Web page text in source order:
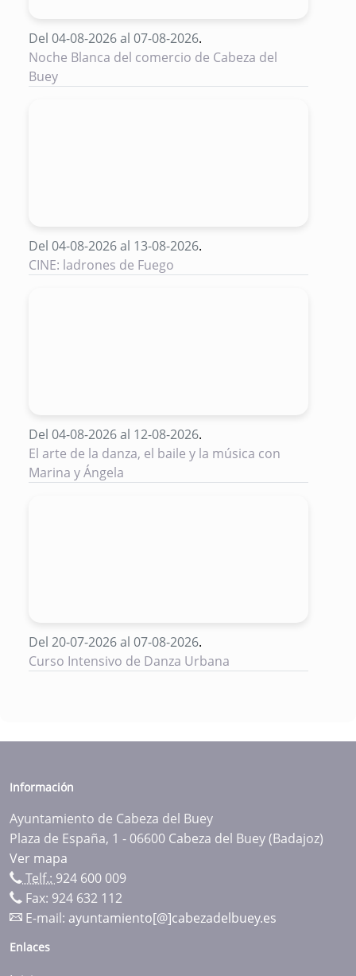
Del 04-08-2026 al 07-08-2026.
Noche Blanca del comercio de Cabeza del
Buey
Del 04-08-2026 al 13-08-2026.
CINE: ladrones de Fuego
Del 04-08-2026 al 12-08-2026.
El arte de la danza, el baile y la música con
Marina y Ángela
Del 20-07-2026 al 07-08-2026.
Curso Intensivo de Danza Urbana
Información
Ayuntamiento de Cabeza del Buey
Plaza de España, 1 - 06600 Cabeza del Buey (Badajoz)
Ver mapa
Telf.: 924 600 009
Fax: 924 632 112
E-mail: ayuntamiento[@]cabezadelbuey.es
Enlaces